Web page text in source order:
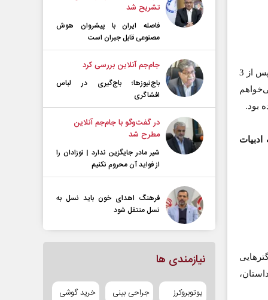
تقریبا. پهلوی را در 3 ترم و اوستایی را 2 ترم خواندم. 3 ترم هم زبان پشتو خواندم. پس از 3
بود.
تشریح شد
فاصله ایران با پیشرو‌ان هوش
مصنوعی قابل جبران است
جام‌جم آنلاین بررسی کرد
باج‌نیوزها؛ باج‌گیری در لباس
افشاگری
در گفت‌و‌گو با جام‌جم آنلاین
مطرح شد
شیر مادر جایگزین ندارد | نوزادان را
از فواید آن محروم نکنیم
فرهنگ اهدای خون باید نسل به
نسل منتقل شود
نیازمندی ها
یوتوبروکرز جراحی بینی
خرید گوشی